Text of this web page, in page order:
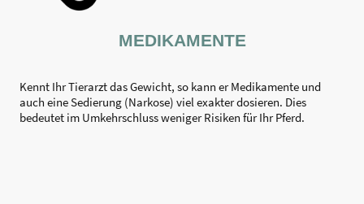
MEDIKAMENTE
Kennt Ihr Tierarzt das Gewicht, so kann er Medikamente und
auch eine Sedierung (Narkose) viel exakter dosieren. Dies
bedeutet im Umkehrschluss weniger Risiken für Ihr Pferd.